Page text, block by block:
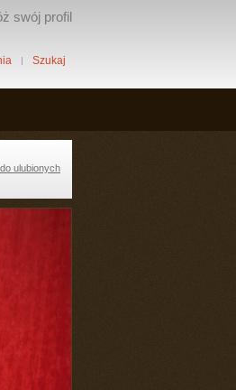
swój profil
Szukaj
ulubionych